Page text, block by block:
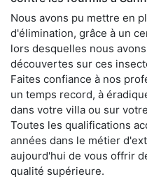
Nous avons pu mettre en
d'élimination, grâce à un
lors desquelles nous
découvertes sur ces
Faites confiance à nos
un temps record, à
dans votre villa ou sur
Toutes les qualifications
années dans le métier
aujourd'hui de vous offrir
qualité supérieure.